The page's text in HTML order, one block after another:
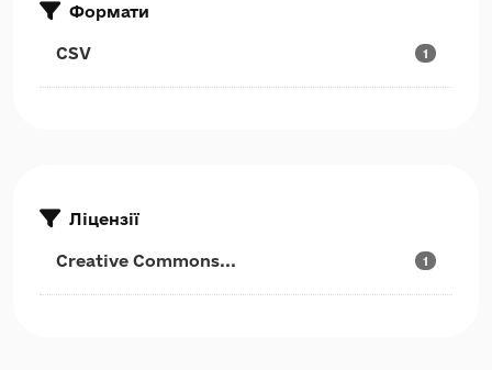
Формати
CSV 1
Ліцензії
Creative Commons... 1